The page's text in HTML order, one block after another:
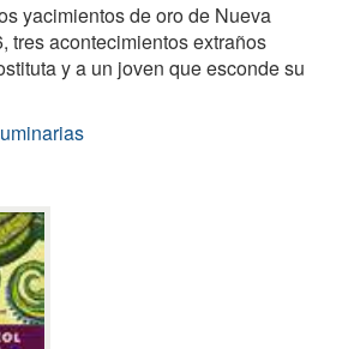
yacimientos de oro de Nueva
tres acontecimientos extraños
y a un joven que esconde su